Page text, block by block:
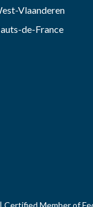
Vlaanderen
de-France
Certified Member of